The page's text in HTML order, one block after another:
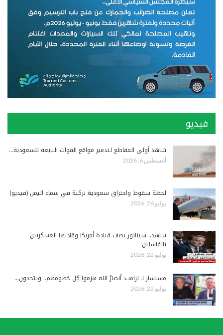
فيديو
شاهد أولى المقاطع لتدمير مواقع القوات التابعة للسعودية…
أغسطس 6, 2026
لحظة سقوط واحتراق سعودية تركية في سماء اليمن (فيديو)
يوليو 26, 2026
شاهد.. سيناتور يصف قيادة أمريكا وقادتها العسكريين
بالفاشلين
يوليو 22, 2026
مستشار لـ ترامب: أنصارُ الله هزموا كل خصومهم.. ويتحدون…
يوليو 22, 2026